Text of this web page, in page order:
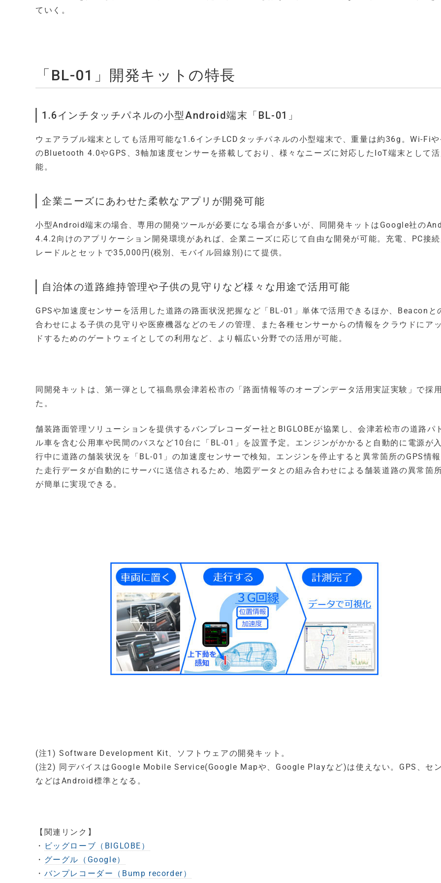
ていく。
「BL-01」開発キットの特長
1.6インチタッチパネルの小型Android端末「BL-01」
ウェアラブル端末としても活用可能な1.6インチLCDタッチパネルの小型端末で、重量は約36g。Wi-Fi
のBluetooth 4.0やGPS、3軸加速度センサーを搭載しており、様々なニーズに対応したIoT端末として
能。
企業ニーズにあわせた柔軟なアプリが開発可能
小型Android端末の場合、専用の開発ツールが必要になる場合が多いが、同開発キットはGoogle社の
4.4.2向けのアプリケーション開発環境があれば、企業ニーズに応じて自由な開発が可能。充電、PC接
レードルとセットで35,000円(税別、モバイル回線別)にて提供。
自治体の道路維持管理や子供の見守りなど様々な用途で活用可能
GPSや加速度センサーを活用した道路の路面状況把握など「BL-01」単体で活用できるほか、Beaconと
合わせによる子供の見守りや医療機器などのモノの管理、また各種センサーからの情報をクラウドにア
ドするためのゲートウェイとしての利用など、より幅広い分野での活用が可能。
同開発キットは、第一弾として福島県会津若松市の「路面情報等のオープンデータ活用実証実験」で採
た。
舗装路面管理ソリューションを提供するバンプレコーダー社とBIGLOBEが協業し、会津若松市の道路パ
ル車を含む公用車や民間のバスなど10台に「BL-01」を設置予定。エンジンがかかると自動的に電源が
行中に道路の舗装状況を「BL-01」の加速度センサーで検知。エンジンを停止すると異常箇所のGPS情
た走行データが自動的にサーバに送信されるため、地図データとの組み合わせによる舗装道路の異常箇
が簡単に実現できる。
(注1) Software Development Kit、ソフトウェアの開発キット。
(注2) 同デバイスはGoogle Mobile Service(Google Mapや、Google Playなど)は使えない。GPS、セ
などはAndroid標準となる。
【関連リンク】
・ ビッグローブ（BIGLOBE）
・ グーグル（Google）
・ バンプレコーダー（Bump recorder）